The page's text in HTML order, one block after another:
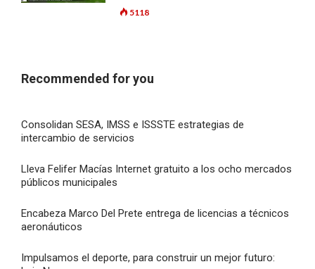
5118
Recommended for you
Consolidan SESA, IMSS e ISSSTE estrategias de
intercambio de servicios
Lleva Felifer Macías Internet gratuito a los ocho mercados
públicos municipales
Encabeza Marco Del Prete entrega de licencias a técnicos
aeronáuticos
Impulsamos el deporte, para construir un mejor futuro: